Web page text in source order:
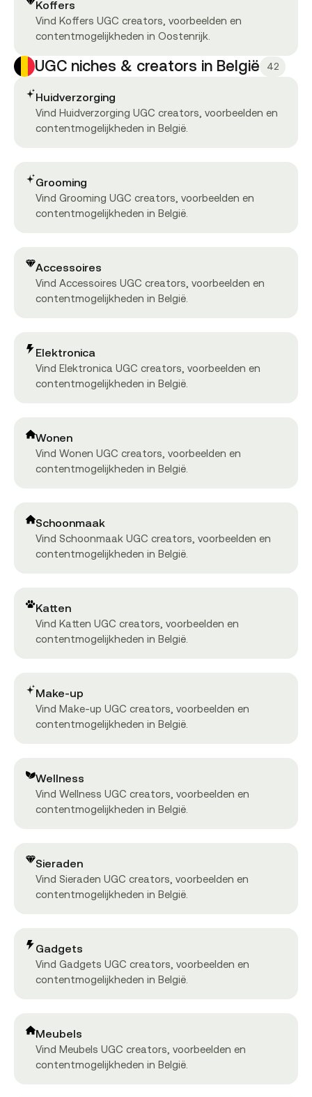
Koffers
Vind Koffers UGC creators, voorbeelden en
contentmogelijkheden in Oostenrijk.
UGC niches & creators in België 42
Huidverzorging
Vind Huidverzorging UGC creators, voorbeelden en
contentmogelijkheden in België.
Grooming
Vind Grooming UGC creators, voorbeelden en
contentmogelijkheden in België.
Accessoires
Vind Accessoires UGC creators, voorbeelden en
contentmogelijkheden in België.
Elektronica
Vind Elektronica UGC creators, voorbeelden en
contentmogelijkheden in België.
Wonen
Vind Wonen UGC creators, voorbeelden en
contentmogelijkheden in België.
Schoonmaak
Vind Schoonmaak UGC creators, voorbeelden en
contentmogelijkheden in België.
Katten
Vind Katten UGC creators, voorbeelden en
contentmogelijkheden in België.
Make-up
Vind Make-up UGC creators, voorbeelden en
contentmogelijkheden in België.
Wellness
Vind Wellness UGC creators, voorbeelden en
contentmogelijkheden in België.
Sieraden
Vind Sieraden UGC creators, voorbeelden en
contentmogelijkheden in België.
Gadgets
Vind Gadgets UGC creators, voorbeelden en
contentmogelijkheden in België.
Meubels
Vind Meubels UGC creators, voorbeelden en
contentmogelijkheden in België.